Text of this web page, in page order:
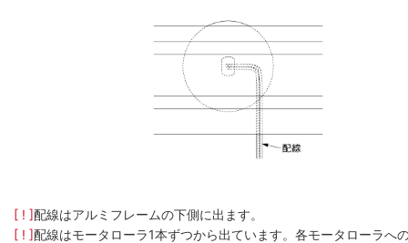
[ ! ]配線はアルミフレームの下側に出ます。
[ ! ]配線はモータローラ1本ずつから出ています。各モータローラへ